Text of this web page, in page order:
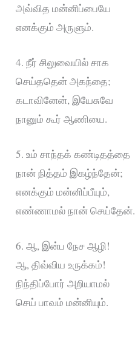
அவ்வித மன்னிப்பையே
எனக்கும் அருளும்.
4. நீர் சிலுவையில் சாக
செய்ததென் அகந்தை;
கடாவினேன், இயேசுவே
நானும் கூர் ஆணியை.
5. உம் சாந்தக் கண்டிதத்தை
நான் நித்தம் இகழ்ந்தேன்;
எனக்கும் மன்னிப்பீயும்,
எண்ணாமல் நான் செய்தேன்.
6. ஆ, இன்ப நேச ஆழி!
ஆ, திவ்விய உருக்கம்!
நிந்திப்போர் அறியாமல்
செய் பாவம் மன்னியும்.